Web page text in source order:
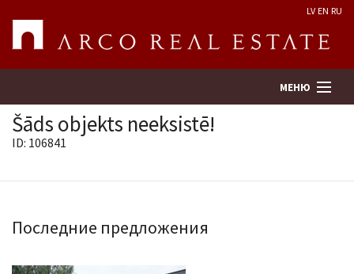
LV EN RU
МЕНЮ
Предприятие
Šāds objekts neeksistē!
ID: 106841
Последние предложения